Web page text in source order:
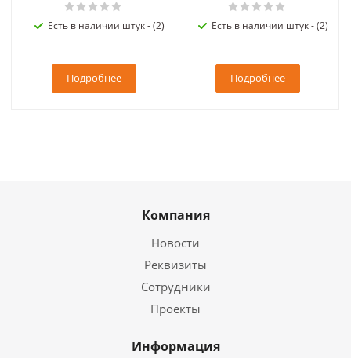
Есть в наличии штук - (2)
Подробнее
Есть в наличии штук - (2)
Подробнее
Компания
Новости
Реквизиты
Сотрудники
Проекты
Информация